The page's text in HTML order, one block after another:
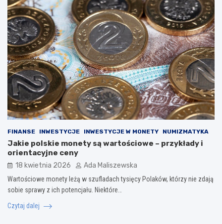
FINANSE INWESTYCJE INWESTYCJE W MONETY NUMIZMATYKA
Jakie polskie monety są wartościowe – przykłady i
orientacyjne ceny
18 kwietnia 2026 Ada Maliszewska
Wartościowe monety leżą w szufladach tysięcy Polaków, którzy nie zdają
sobie sprawy z ich potencjału. Niektóre…
Czytaj dalej